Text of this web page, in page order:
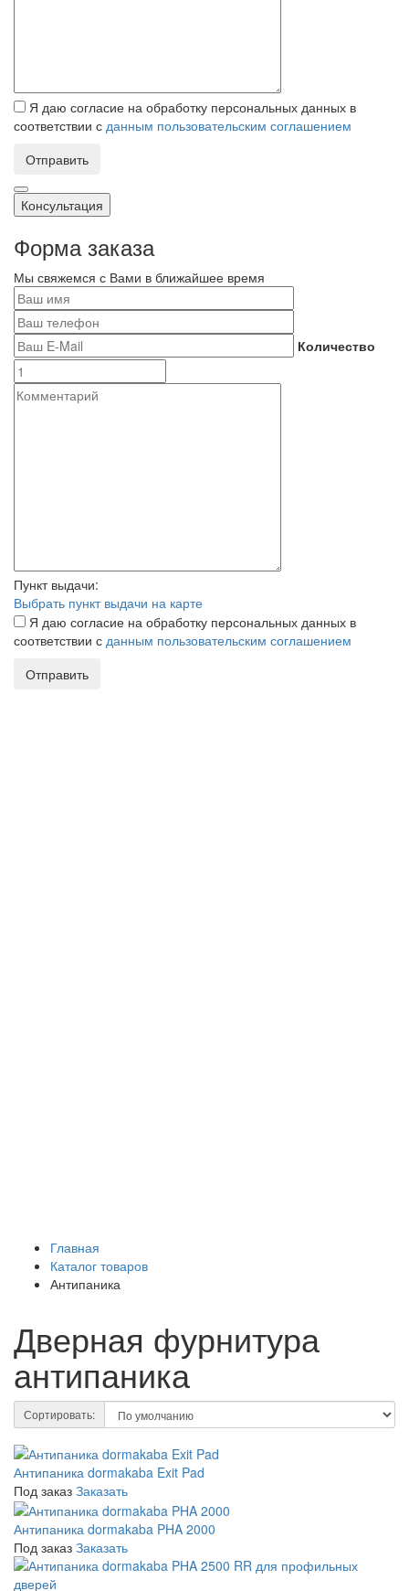
Я даю согласие на обработку персональных данных в
соответствии с данным пользовательским соглашением
Отправить
Консультация
Форма заказа
Мы свяжемся с Вами в ближайшее время
Количество
Пункт выдачи:
Выбрать пункт выдачи на карте
Я даю согласие на обработку персональных данных в
соответствии с данным пользовательским соглашением
Отправить
Главная
Каталог товаров
Антипаника
Дверная фурнитура
антипаника
Сортировать:
Антипаника dormakaba Exit Pad
Под заказ Заказать
Антипаника dormakaba PHA 2000
Под заказ Заказать